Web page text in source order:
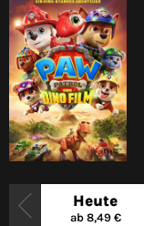
Heute
ab 8,49 €